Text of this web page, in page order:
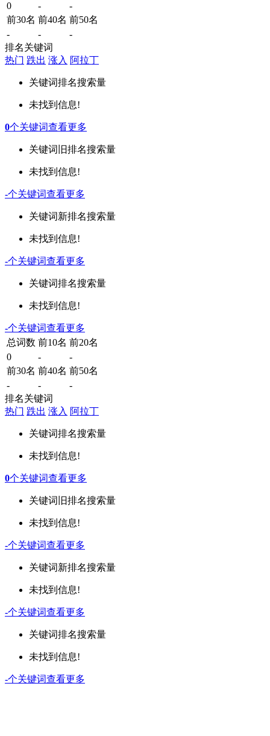
0 -
-
前30名 前40名 前50名
-
-
-
排名关键词
热门 跌出 涨入 阿拉丁
关键词排名搜索量
未找到信息!
0个关键词查看更多
关键词 旧排名搜索量
未找到信息!
-个关键词查看更多
关键词新排名搜索量
未找到信息!
-个关键词查看更多
关键词排名搜索量
未找到信息!
-个关键词查看更多
总词数 前10名 前20名
0
-
-
前30名 前40名 前50名
-
-
-
排名关键词
热门 跌出 涨入 阿拉丁
关键词排名搜索量
未找到信息!
0个关键词查看更多
关键词 旧排名搜索量
未找到信息!
-个关键词查看更多
关键词新排名搜索量
未找到信息!
-个关键词查看更多
关键词排名搜索量
未找到信息!
-个关键词查看更多